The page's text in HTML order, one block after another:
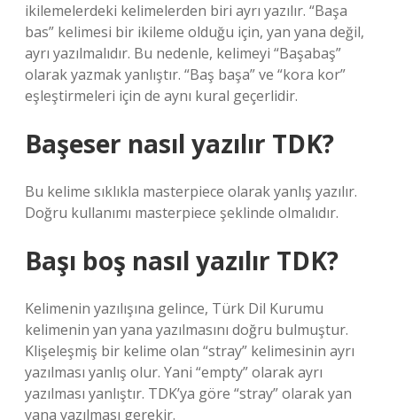
ikilemelerdeki kelimelerden biri ayrı yazılır. “Başa
bas” kelimesi bir ikileme olduğu için, yan yana değil,
ayrı yazılmalıdır. Bu nedenle, kelimeyi “Başabaş”
olarak yazmak yanlıştır. “Baş başa” ve “kora kor”
eşleştirmeleri için de aynı kural geçerlidir.
Başeser nasıl yazılır TDK?
Bu kelime sıklıkla masterpiece olarak yanlış yazılır.
Doğru kullanımı masterpiece şeklinde olmalıdır.
Başı boş nasıl yazılır TDK?
Kelimenin yazılışına gelince, Türk Dil Kurumu
kelimenin yan yana yazılmasını doğru bulmuştur.
Klişeleşmiş bir kelime olan “stray” kelimesinin ayrı
yazılması yanlış olur. Yani “empty” olarak ayrı
yazılması yanlıştır. TDK’ya göre “stray” olarak yan
yana yazılması gerekir.